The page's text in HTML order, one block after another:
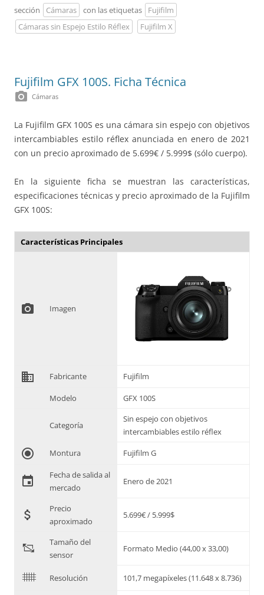
sección
Cámaras con las etiquetas
Fujifilm
Cámaras sin Espejo Estilo Réflex
Fujifilm X
Fujifilm GFX 100S. Ficha Técnica
photo_camera Cámaras
La Fujifilm GFX 100S es una cámara sin espejo con objetivos
intercambiables estilo réflex anunciada en enero de 2021
con un precio aproximado de 5.699€ / 5.999$ (sólo cuerpo).
En la siguiente ficha se muestran las características,
especificaciones técnicas y precio aproximado de la Fujifilm
GFX 100S:
Características Principales
photo_camera Imagen
domain Fabricante Fujifilm
Modelo GFX 100S
Categoría
Sin espejo con objetivos
intercambiables estilo réflex
radio_button_checked Montura Fujifilm G
event
Fecha de salida al
mercado
Enero de 2021
attach_money
Precio
aproximado
5.699€ / 5.999$
"
Tamaño del
sensor
Formato Medio (44,00 x 33,00)
$ Resolución 101,7 megapíxeles (11.648 x 8.736)